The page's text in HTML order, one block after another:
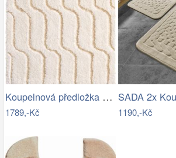
Koupelnová předložka VOGUE
1789,-Kč 1190,-Kč